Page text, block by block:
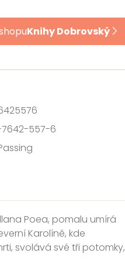
Knihy Dobrovský
557-6
Poea, pomalu umírá
Karolíně, kde
svolává své tři potomky,